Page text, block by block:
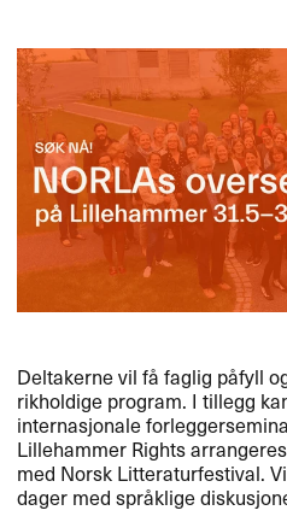
Deltakerne vil få faglig påfyll
rikholdige program. I tillegg
internasjonale
Lillehammer Rights
med Norsk Litteraturfestival.
dager med språklige